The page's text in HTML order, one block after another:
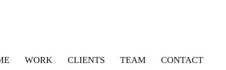
WORK CLIENTS TEAM CONTACT